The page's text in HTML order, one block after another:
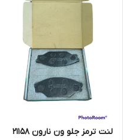
لنت ترمز جلو ون نارون 21158